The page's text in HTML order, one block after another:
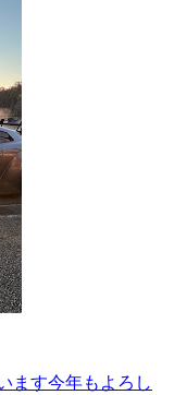
ます今年もよろし